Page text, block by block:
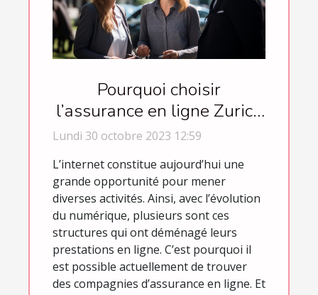
Pourquoi choisir
l’assurance en ligne Zurich
Connect ?
Lundi 30 octobre 2023 12:59
L’internet constitue aujourd’hui une
grande opportunité pour mener
diverses activités. Ainsi, avec l’évolution
du numérique, plusieurs sont ces
structures qui ont déménagé leurs
prestations en ligne. C’est pourquoi il
est possible actuellement de trouver
des compagnies d’assurance en ligne. Et